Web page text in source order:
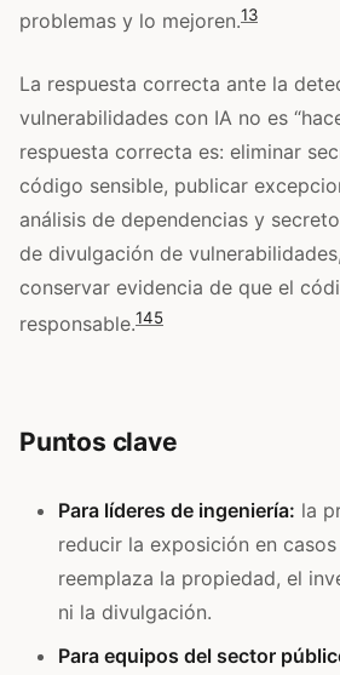
problemas y lo mejoren.13
La respuesta correcta ante la
vulnerabilidades con IA no es
respuesta correcta es: eliminar
código sensible, publicar
análisis de dependencias y
de divulgación de
conservar evidencia de que el
responsable.145
Puntos clave
Para líderes de ingeniería: la
reducir la exposición en
reemplaza la propiedad, el
ni la divulgación.
Para equipos del sector